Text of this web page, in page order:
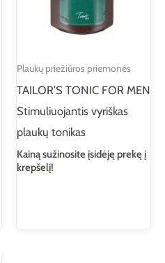
Plaukų priežiūros priemonės
TAILOR’S TONIC FOR MEN
Stimuliuojantis vyriškas
plaukų tonikas
Kainą sužinosite įsidėję prekę į
krepšelį!